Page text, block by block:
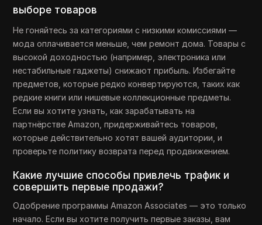
выборе товаров
Не гоняйтесь за категориями с низкими комиссиями —
мода оплачивается меньше, чем ремонт дома. Товары с
высокой доходностью (например, электроника или
нестабильные гаджеты) снижают прибыль. Избегайте
предметов, которые редко конвертируются, таких как
редкие книги или нишевые коллекционные предметы.
Если вы хотите узнать, как зарабатывать на
партнёрстве Amazon, придерживайтесь товаров,
которые действительно хотят вашей аудитории, и
проверьте политику возврата перед продвижением.
Какие лучшие способы привлечь трафик и
совершить первые продажи?
Одобрение программы Amazon Associates — это только
начало. Если вы хотите получить первые заказы, вам